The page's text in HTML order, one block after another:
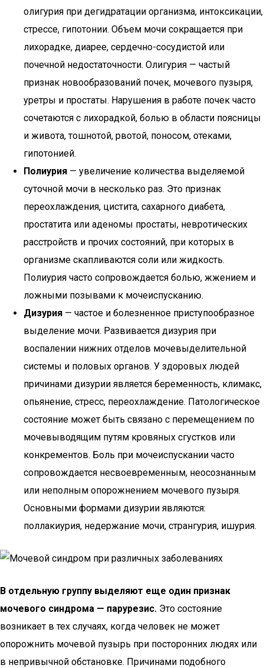
олигурия при дегидратации организма, интоксикации,
стрессе, гипотонии. Объем мочи сокращается при
лихорадке, диарее, сердечно-сосудистой или
почечной недостаточности. Олигурия — частый
признак новообразований почек, мочевого пузыря,
уретры и простаты. Нарушения в работе почек часто
сочетаются с лихорадкой, болью в области поясницы
и живота, тошнотой, рвотой, поносом, отеками,
гипотонией.
Полиурия — увеличение количества выделяемой
суточной мочи в несколько раз. Это признак
переохлаждения, цистита, сахарного диабета,
простатита или аденомы простаты, невротических
расстройств и прочих состояний, при которых в
организме скапливаются соли или жидкость.
Полиурия часто сопровождается болью, жжением и
ложными позывами к мочеиспусканию.
Дизурия — частое и болезненное приступообразное
выделение мочи. Развивается дизурия при
воспалении нижних отделов мочевыделительной
системы и половых органов. У здоровых людей
причинами дизурии является беременность, климакс,
опьянение, стресс, переохлаждение. Патологическое
состояние может быть связано с перемещением по
мочевыводящим путям кровяных сгустков или
конкрементов. Боль при мочеиспускании часто
сопровождается несвоевременным, неосознанным
или неполным опорожнением мочевого пузыря.
Основными формами дизурии являются:
поллакиурия, недержание мочи, странгурия, ишурия.
В отдельную группу выделяют еще один признак
мочевого синдрома — парурезис. Это состояние
возникает в тех случаях, когда человек не может
опорожнить мочевой пузырь при посторонних людях или
в непривычной обстановке. Причинами подобного